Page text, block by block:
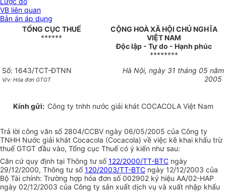
VB liên quan
Bản án áp dụng
TỔNG CỤC THUẾ
******
CỘNG HOÀ XÃ HỘI CHỦ NGHĨA
VIỆT NAM
Độc lập - Tự do - Hạnh phúc
********
Số: 1643/TCT-ĐTNN
V/v: Hóa đơn GTGT
Hà Nội, ngày 31 tháng 05 năm
2005
Kính gửi: Công ty tnhh nước giải khát COCACOLA Việt Nam
Trả lời công văn số 2804/CCBV ngày 06/05/2005 của Công ty
TNHH Nước giải khát Cocacola (Cocacola) về việc kê khai khấu trừ
thuế GTGT đầu vào, Tổng cục Thuế có ý kiến như sau:
Căn cứ quy định tại Thông tư số122/2000/TT-BTC ngày
29/12/2000, Thông tư số120/2003/TT-BTC ngày 12/12/2003 của
Bộ Tài chính: Trường hợp hóa đơn số 002902 ký hiệu AA/02-HAP
ngày 02/12/2003 của Công ty sản xuất dịch vụ và xuất nhập khẩu